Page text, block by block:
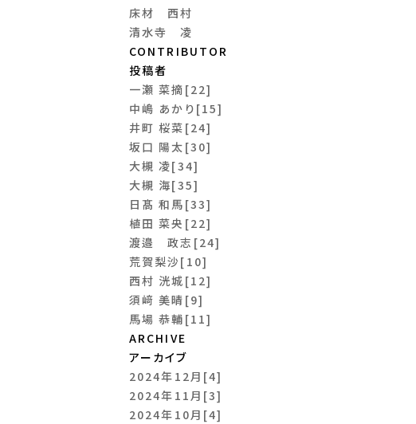
床材 西村
清水寺 凌
CONTRIBUTOR
投稿者
一瀬 菜摘[22]
中嶋 あかり[15]
井町 桜菜[24]
坂口 陽太[30]
大槻 凌[34]
大槻 海[35]
日髙 和馬[33]
植田 菜央[22]
渡邉 政志[24]
荒賀梨沙[10]
西村 洸城[12]
須﨑 美晴[9]
馬場 恭輔[11]
ARCHIVE
アーカイブ
2024年12月[4]
2024年11月[3]
2024年10月[4]